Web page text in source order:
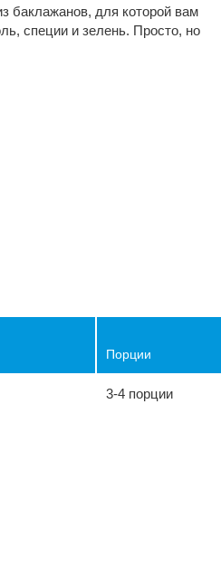
баклажанов, для которой вам
специи и зелень. Просто, но
Порции
3-4 порции